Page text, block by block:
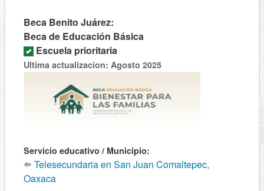
Beca Benito Juárez:
Beca de Educación Básica
Escuela prioritaria
Ultima actualizacion: Agosto 2025
Servicio educativo / Municipio:
Telesecundaria en San Juan Comaltepec,
Oaxaca